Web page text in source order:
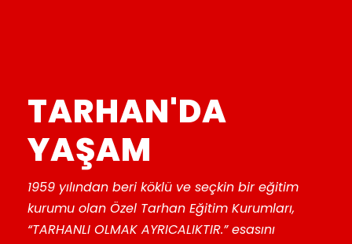
TARHAN'DA
YAŞAM
1959 yılından beri köklü ve seçkin bir eğitim
kurumu olan Özel Tarhan Eğitim Kurumları,
“TARHANLI OLMAK AYRICALIKTIR.” esasını